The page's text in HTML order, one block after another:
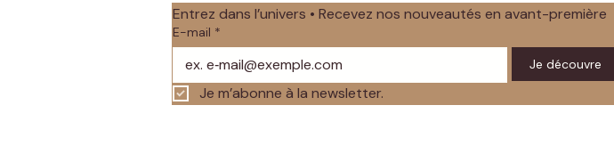
Entrez dans l’univers • Recevez nos nouveautés en avant-première
E-mail *
Je découvre
Je m’abonne à la newsletter.